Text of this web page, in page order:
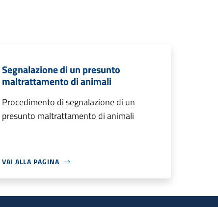
Segnalazione di un presunto
maltrattamento di animali
Procedimento di segnalazione di un
presunto maltrattamento di animali
VAI ALLA PAGINA